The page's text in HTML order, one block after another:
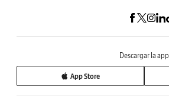
Descargar la app
App Store